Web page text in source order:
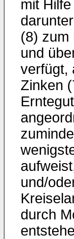
mit
(8) zum
und
verfügt,
Zinken
und/
durch